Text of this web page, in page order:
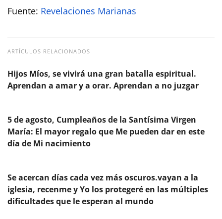
Fuente: Revelaciones Marianas
ARTÍCULOS RELACIONADOS
Hijos Míos, se vivirá una gran batalla espiritual.
Aprendan a amar y a orar. Aprendan a no juzgar
5 de agosto, Cumpleaños de la Santísima Virgen
María: El mayor regalo que Me pueden dar en este
día de Mi nacimiento
Se acercan días cada vez más oscuros.vayan a la
iglesia, recenme y Yo los protegeré en las múltiples
dificultades que le esperan al mundo